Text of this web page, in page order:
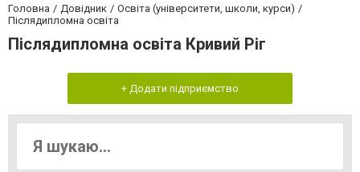
Головна Довідник
Освіта (університети, школи, курси)
Післядипломна освіта
Післядипломна освіта Кривий Ріг
+ Додати підприємство